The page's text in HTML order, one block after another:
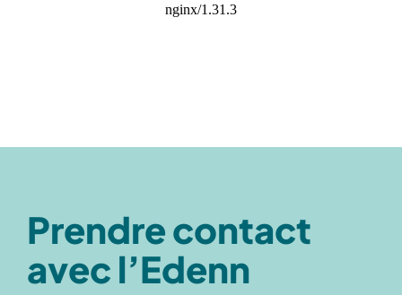
Prendre contact
avec l’Edenn